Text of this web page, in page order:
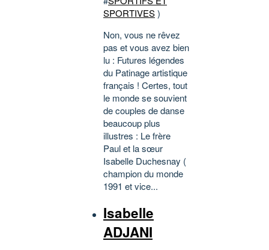
SPORTIVES)
Non, vous ne rêvez
pas et vous avez bien
lu : Futures légendes
du Patinage artistique
français ! Certes, tout
le monde se souvient
de couples de danse
beaucoup plus
illustres : Le frère
Paul et la sœur
Isabelle Duchesnay (
champion du monde
1991 et vice...
Isabelle
ADJANI